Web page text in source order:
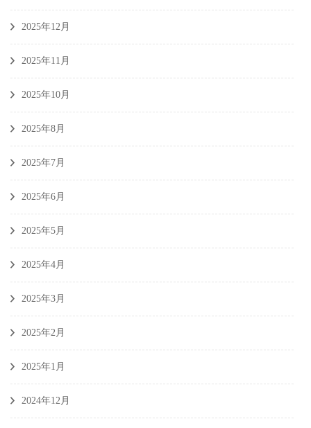
2025年12月
2025年11月
2025年10月
2025年8月
2025年7月
2025年6月
2025年5月
2025年4月
2025年3月
2025年2月
2025年1月
2024年12月